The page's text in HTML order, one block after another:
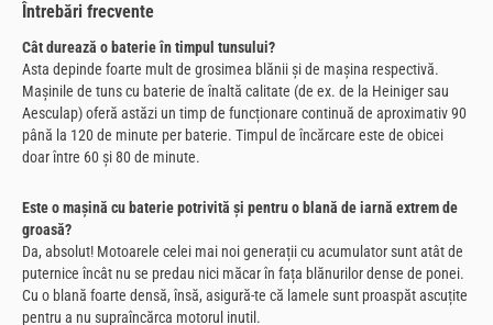
Întrebări frecvente
Cât durează o baterie în timpul tunsului?
Asta depinde foarte mult de grosimea blănii și de mașina respectivă.
Mașinile de tuns cu baterie de înaltă calitate (de ex. de la Heiniger sau
Aesculap) oferă astăzi un timp de funcționare continuă de aproximativ 90
până la 120 de minute per baterie. Timpul de încărcare este de obicei
doar între 60 și 80 de minute.
Este o mașină cu baterie potrivită și pentru o blană de iarnă extrem de
groasă?
Da, absolut! Motoarele celei mai noi generații cu acumulator sunt atât de
puternice încât nu se predau nici măcar în fața blănurilor dense de ponei.
Cu o blană foarte densă, însă, asigură-te că lamele sunt proaspăt ascuțite
pentru a nu supraîncărca motorul inutil.